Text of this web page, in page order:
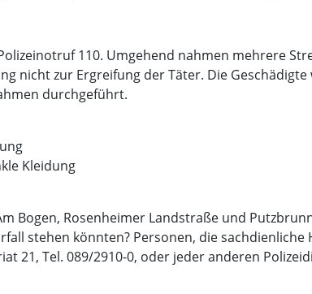
110. Umgehend nahmen mehrere
nicht zur Ergreifung der Täter. Die
durchgeführt.
Kleidung
Bogen, Rosenheimer Landstraße und
stehen könnten? Personen, die
21, Tel. 089/2910-0, oder jeder anderen